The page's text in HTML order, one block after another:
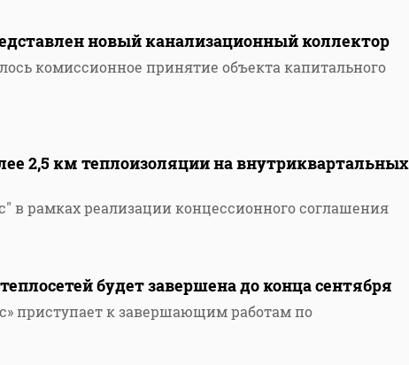
новый канализационный коллектор
комиссионное принятие объекта капитального
2,5 км теплоизоляции на внутриквартальных
в рамках реализации концессионного соглашения
будет завершена до конца сентября
приступает к завершающим работам по